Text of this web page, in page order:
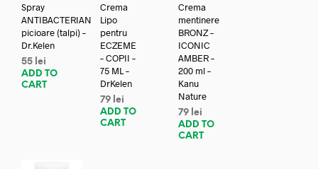
Spray
ANTIBACTERIAN
picioare (talpi) –
Dr.Kelen
55 lei
ADD TO
CART
Crema
Lipo
pentru
ECZEME
– COPII –
75 ML –
DrKelen
79 lei
ADD TO
CART
Crema
mentinere
BRONZ –
ICONIC
AMBER –
200 ml –
Kanu
Nature
79 lei
ADD TO
CART